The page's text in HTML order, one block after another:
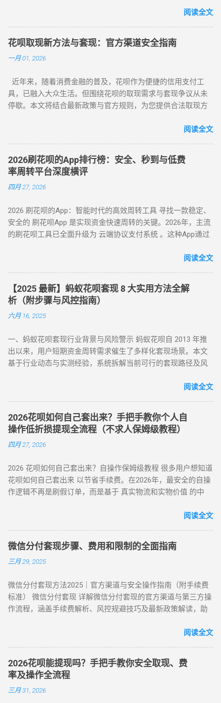
教程：全场景风控破解攻略，教你安全套花呗 在移动支付普
成为用户关注的焦点。本文将针对不同风控等级的花呗账户，
提供系统性的套现解决方案，帮助用户在合规前提下实现额度
变现。如果你正在搜索 “花呗怎么套现” 或 “花呗套现教程”，本
呗：门店扫码套现法，秒到账的快捷操作 对于未触发风控的花
呗账户，最直接的套现方式是通过实体门店完成。 操作步骤如
下： 寻找支持花呗的实体商家 ：如便利店、餐饮店等，确认其
款码，选择花呗支付指定金额。 实时结算 ：商家收到款项后，
扣除手续费将资金转回用户账户。此方法无需复杂流程，资金
秒到账，尤其适合小额至中大额的套现需求，是 “花呗怎么套
现” 最便捷的答案。 二、普通风控账户：线上商城虚拟交易，
绕过限额限制 若花呗账户因使用异常触发普通风控（单笔限额
500-1000 元），可通过线上商城的虚拟交易模式实现套现。 具
风控账户兼容性较高的平台。 创建虚拟订单 ：选购电子卡券、
话费充值等虚拟商品，使用花呗支付。 模拟物流确认 ：商家提
供虚假物流信息后，用户在订单页面点击 “确认收货”。 快速回
法通过模拟真实购物场景，有效规避单笔限额，是 “花呗套现教
程” 中针对普通风控的核心策略。 三、深度风控账户：代付模
式破解，20-100 元也能全额套现 针对仅能支付 20-100 元或完
全无法交易的深度风控账户，代付模式成为终极解决方案。 操
（如小米商城、淘宝天猫），生成代付二维码。 扫码代付 ：用
户使用支付宝扫描代付码，选择花呗完成支付。 资金流转 ：商
家确认收款后，扣除手续费将资金转入用户账户。此方法突破
所有风控限制，即使花呗被深度风控也能实现套现，是...
阅读全文
花呗取现新方法与套现：官方渠道安全指南
一月 01, 2026
近年来，随着消费金融的普及，花呗作为便捷的信用支付工
具，已融入大众生活。但围绕花呗的取现需求与套现争议从未
停歇。本文将结合最新政策与官方规则，为您提供合法取现方
为何限制套现？官方明令禁止的三大原因 花呗自 2015 年上线
景。以下是套现行为被严格限制的核心原因： 法律风险 ：套现
属于非法资金转移行为，涉及虚构交易、虚假退款等操作，可
能触犯《反洗钱法》及金融监管条例。 账户安全 ：第三方套现
平台常伴随信息泄露、诈骗风险，导致用户资金损失或账户被
结、芝麻分下降，甚至影响个人征信记录。 据 2024 年央行数
据显示，因套现被关闭花呗功能的用户同比增长 37%，部分用
户更因违规操作被列入金融机构黑名单。 二、2025 年花呗取现
付宝于近期升级「备用金」功能，实现花呗额度直接取现至银
行卡。具体操作步骤如下： 入口激活 ：打开支付宝 APP → 点
击「我的」→ 进入「花呗」页面，找到「备用金」开通入口。
额度确认 ：备用金额度与花呗可用额度实时同步（部分用户享
额外专享额度），支持最低 1 元起取。 验证流程 ：按提示完成
刷脸认证，确认利率及还款规则。 资金划转 ：输入取现金额
到账。 关键提示 ： 取现后花呗额度同步扣减，还款与花呗账
单合并，支持随时提前结清且无手续费。 备用金年化利率 7.2%
起，低于多数套现平台的高额手续费（通常达 10%-15%）。
部分用户尝试通过正规手段套现。 以下为常见套现方式： 套现
方式 操作流程 等级 到账时间 虚假交易 通过淘宝店铺刷单后退
款 ★★★★★ 5-30分钟左右 第三方平台 使用「黎明花呗」等
工具转账 ★★★★☆ 5分钟左右 线下扫码套现 扫描商家二维码
直接通过银行渠道取现，手续费约 1%-3%，日息 0.05%。 借呗
/ 网商贷 ：纯线上信用贷款，额度独立，年化利率低至 7.3%。
亲友代付 ：通过正规消费场景周转资...
阅读全文
2026刷花呗的App排行榜：安全、秒到与低费
率周转平台深度横评
四月 27, 2026
2026 刷花呗的App：智能时代的高效周转工具 寻找一款稳定、
安全的 刷花呗App 是实现资金快速周转的关键。2026年，主流
的刷花呗工具已全面升级为 云端协议支付系统 。这种App通过
呗额度通过模拟购物流程转化为可提现余额。目前主流App的综
款 多通道备份 隐私加密 在移动支付高度发达的今天，刷花呗
已不再需要传统的线下寻找商家。只需通过手机下载特定的周
转 App 或关注 H5 平台，即可实现“足不出户，额度变现”。
一、 2026 年主流刷花呗 App 模式对比 App 类型 技术核心 到账
⭐⭐⭐⭐ 电商代购助手 真实物流单号生成 T+1 隔天 ⭐⭐⭐⭐⭐ 虚
拟卡回购平台 话费/卡券回收 1-2 小时 ⭐⭐⭐ 二、 如何正确使用
App 刷取花呗？ 为了保障资金安全与账户健康，使用此类 App
阅读全文
【2025 最新】蚂蚁花呗套现 8 大实用方法全解
析（附步骤与风控指南）
六月 16, 2025
一、蚂蚁花呗套现行业背景与风险警示 蚂蚁花呗自 2013 年推
出以来，用户短期资金周转需求催生了多样化套现场景。本文
基于行业动态与实测经验，系统拆解当前可行的套现路径及风
行为存在账户限制风险，需谨慎评估 ）。 二、2025 年花呗套
型 —— 小额应急首选 方法 1：可信商家扫码套现 操作流程 ：
通过资质认证平台获取实名商家收款码（需查验营业执照）；
花呗支付后，商家扣除 8%-15% 手续费实时返现至支付宝 / 微
信。 优势 ：10 分钟极速到账，操作极简 劣势 ：手续费偏高，
案 方法 2：电商平台虚拟卡券套现 操作流程 ： 在淘宝 / 天猫
购买京东 E 卡、加油卡等虚拟商品（单笔≤5000 元）； 通过
“京回收” 等卡券平台以 92-96 折出售，资金秒到银行卡。 优势
政策波动影响 （三）实物交易型 —— 大额资金解决方案 方法类
型 操作核心 手续费区间 适用场景 方法 3：货到返现 购买手机
/ 家电后协商退货 10%-25% 单笔需提现万元以上 方法 4：线下
闪付套现 开通花呗闪付绑定手机 Pay 5%-10% 需实体店铺配合
（四）间接套现策略 —— 隐蔽性优化方案 方法 5：信用卡代还
至银行卡，综合成本 1%-3%+ 信用卡手续费。 方法 6：亲友代
付模式 通过为亲友代购商品实现资金流转，零手续费但依赖人
际关系信任。 三、套现操作速查：3 大高频实用方案对比 方案
钟内 8%-15% ★★★☆☆ 小额紧急周转 虚拟卡券折现 1 小时内
4%-8% ★★★★☆ 日常规律性套现 亲友代付 即时到账 0%
★★★☆☆ 低频次隐私需求 四、2025 年花呗风控破解策略
（实操级指南） （一）行为模拟防监测技巧 金额控制 ：单次
间间隔 ：两次操作间隔≥72 小时，模拟真实消费周期 场景多元
阅读全文
2026花呗如何自己套出来？手把手教你个人自
操作低折损提现全流程（不求人保姆级教程）
四月 27, 2026
2026 花呗如何自己套出来？自操作保姆级教程 很多用户想知道
花呗如何自己套出来 以节省手续费。在2026年，最安全的自操
作逻辑不再是刷假订单，而是基于 真实物流和实物价值 的中
道，用户可以绕过传统商家的层层抽成，实现资金的低折损回
折损 高安全性 自操作的核心在于“隐蔽性”。如果你直接扫描自
己的收款码，支付宝风控会瞬间识别为违规套现。以下是 2026
年依然有效的几种正确自操作姿势。 一、 2026 个人自操作三
物转手 天猫/京东买手机回购 约 5% T+1 / T+2 话费/流量代充
帮亲友充值并代收现金 约 2% 即时 黄金/硬通货模式 支付宝黄
金回购或实物金 视金价波动 2-3个工作日 二、 深度步骤：花呗
是 2026 年权重最高的方法。在天猫旗舰店挑选一款热门手机
（如 iPh...
阅读全文
微信分付套现步骤、费用和限制的全面指南
三月 29, 2025
微信分付套现方法2025｜官方渠道与安全操作指南（附手续费
标准） 微信分付套现 详解微信分付套现的官方渠道与第三方操
作流程，涵盖手续费解析、风控规避技巧及最新政策解读，助
年新规：微信支付强化分付风控，禁止直接套现（引用央行
（第三方支付研究院数据） 主流方式：通过虚拟商品交易（占
比68%）、线下商家合作（占比22%） 二、微信分付套现操作
指南（2025最新流程） 官方渠道：分付还款抵扣（合规但有限
制） 路径：微信→钱包→分付→还款→使用分付额度还款 限
阅读全文
2026花呗能提现吗？手把手教你安全取现、费
率及操作全流程
三月 31, 2026